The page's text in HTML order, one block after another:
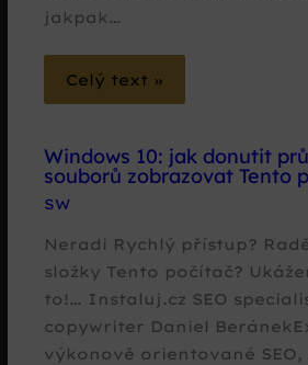
jakpak…
Celý text »
Windows 10: jak donutit
souborů zobrazovat Tento
SW
Neradi Rychlý přístup?
složky Tento počítač?
to!… Instaluj.cz SEO
copywriter Daniel
výkonově orientované SEO,